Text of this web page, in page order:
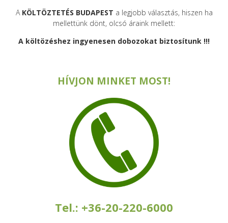
A KÖLTÖZTETÉS BUDAPEST a legjobb választás, hiszen ha
mellettünk dönt, olcsó áraink mellett:
A költözéshez ingyenesen dobozokat biztosítunk !!!
HÍVJON MINKET MOST!
Tel.: +36-20-220-6000